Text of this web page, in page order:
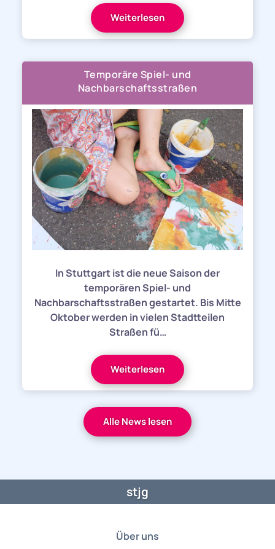
Weiterlesen
Temporäre Spiel- und
Nachbarschaftsstraßen
In Stuttgart ist die neue Saison der
temporären Spiel- und
Nachbarschaftsstraßen gestartet. Bis Mitte
Oktober werden in vielen Stadtteilen
Straßen fü…
Weiterlesen
Alle News lesen
stjg
Über uns